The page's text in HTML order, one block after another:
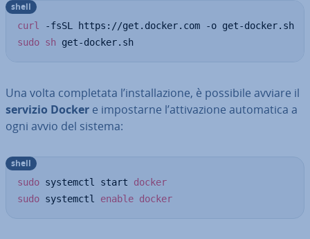
curl
sudo sh get-docker.sh
shell
Una volta com­ple­ta­ta l’in­stal­la­zio­ne, è possibile avviare il
servizio Docker e im­po­star­ne l’at­ti­va­zio­ne au­to­ma­ti­ca a
ogni avvio del sistema:
sudo systemctl start docker
sudo systemctl enable docker
shell